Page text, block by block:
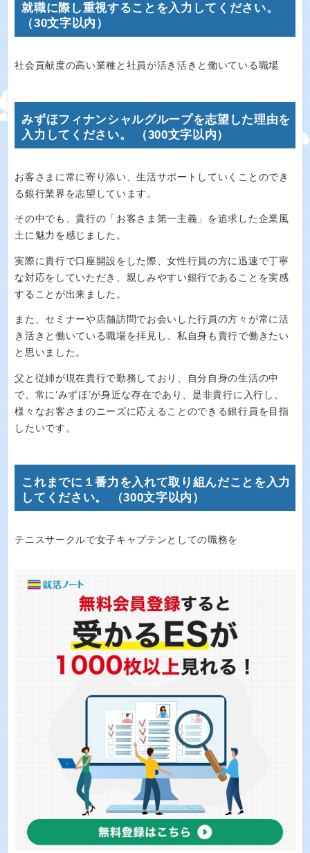
就職に際し重視することを入力してください。
（30文字以内）
社会貢献度の高い業種と社員が活き活きと働いている職場
みずほフィナンシャルグループを志望した理由を
入力してください。 （300文字以内）
お客さまに常に寄り添い、生活サポートしていくことのでき
る銀行業界を志望しています。
その中でも、貴行の「お客さま第一主義」を追求した企業風
土に魅力を感じました。
実際に貴行で口座開設をした際、女性行員の方に迅速で丁寧
な対応をしていただき、親しみやすい銀行であることを実感
することが出来ました。
また、セミナーや店舗訪問でお会いした行員の方々が常に活
き活きと働いている職場を拝見し、私自身も貴行で働きたい
と思いました。
父と従姉が現在貴行で勤務しており、自分自身の生活の中
で、常に‘みずほ’が身近な存在であり、是非貴行に入行し、
様々なお客さまのニーズに応えることのできる銀行員を目指
したいです。
これまでに１番力を入れて取り組んだことを入力
してください。 （300文字以内）
テニスサークルで女子キャプテンとしての職務を